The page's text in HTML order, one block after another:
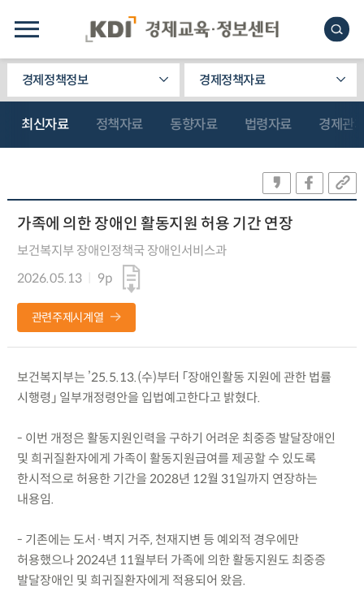
경제정책정보 경제정책자료
최신자료 정책자료 동향자료 법령자료 경제관
가족에 의한 장애인 활동지원 허용 기간 연장
보건복지부 장애인정책국 장애인서비스과
2026.05.13
9p
관련주제시계열
보건복지부는 ’25.5.13.(수)부터 「장애인활동 지원에 관한 법률
시행령」 일부개정령안을 입법예고한다고 밝혔다.
- 이번 개정은 활동지원인력을 구하기 어려운 최중증 발달장애인
및 희귀질환자에게 가족이 활동지원급여를 제공할 수 있도록
한시적으로 허용한 기간을 2028년 12월 31일까지 연장하는
내용임.
- 기존에는 도서·벽지 거주, 천재지변 등 예외적 경우에만
허용했으나 2024년 11월부터 가족에 의한 활동지원도 최중증
발달장애인 및 희귀질환자에게 적용되어 왔음.